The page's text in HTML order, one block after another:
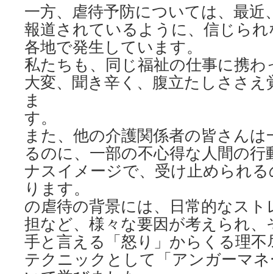
一方、虐待予防については、最近
報道されているように、信じら
各地で発生しています。
私たちも、同じ福祉の仕事に携
大変、聞き辛く、腹立たしささ
ま
す
また、他の介護関係者の皆さん
るのに、一部の不心得な人間の
ナスイメージで、受け止められ
ります。 そ
の虐待の背景には、日常的なス
担など、様々な要因が考えられ
手と言える「怒り」からくる理
テクニックとして「アンガーマ